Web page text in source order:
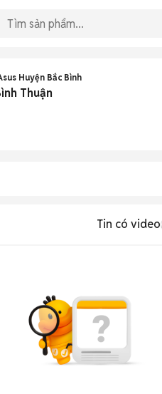
Huyện Bắc Bình
Thuận
Tin có video